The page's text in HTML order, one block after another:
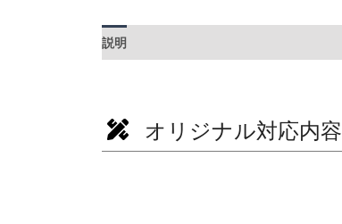
説明
オリジナル対応内容